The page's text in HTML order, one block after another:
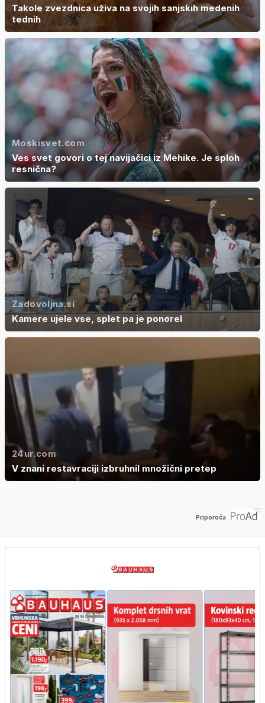
Takole zvezdnica uživa na svojih sanjskih medenih
tednih
Moskisvet.com
Ves svet govori o tej navijačici iz Mehike. Je sploh
resnična?
Zadovoljna.si
Kamere ujele vse, splet pa je ponorel
24ur.com
V znani restavraciji izbruhnil množični pretep
Priporoča